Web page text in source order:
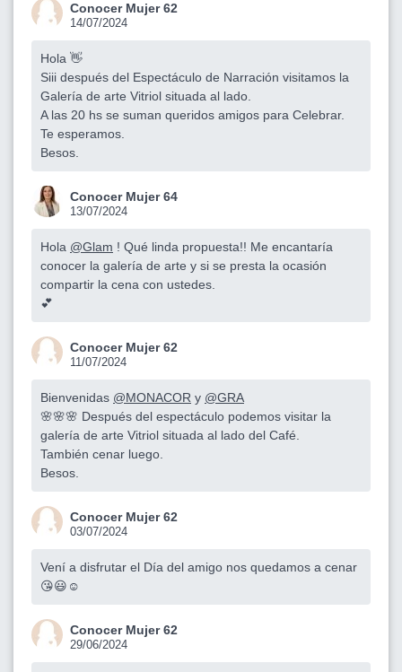
Conocer Mujer 62
14/07/2024
Hola 👋
Siii después del Espectáculo de Narración visitamos la
Galería de arte Vitriol situada al lado.
A las 20 hs se suman queridos amigos para Celebrar.
Te esperamos.
Besos.
Conocer Mujer 64
13/07/2024
Hola @Glam ! Qué linda propuesta!! Me encantaría
conocer la galería de arte y si se presta la ocasión
compartir la cena con ustedes.
💕
Conocer Mujer 62
11/07/2024
Bienvenidas @MONACOR y @GRA
🌸🌸🌸 Después del espectáculo podemos visitar la
galería de arte Vitriol situada al lado del Café.
También cenar luego.
Besos.
Conocer Mujer 62
03/07/2024
Vení a disfrutar el Día del amigo nos quedamos a cenar
😘😃☺️
Conocer Mujer 62
29/06/2024